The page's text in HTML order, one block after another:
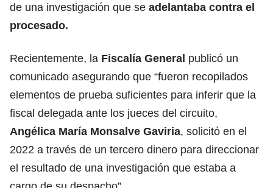
de una investigación que se adelantaba contra el
procesado.
Recientemente, la Fiscalía General publicó un
comunicado asegurando que “fueron recopilados
elementos de prueba suficientes para inferir que la
fiscal delegada ante los jueces del circuito,
Angélica María Monsalve Gaviria, solicitó en el
2022 a través de un tercero dinero para direccionar
el resultado de una investigación que estaba a